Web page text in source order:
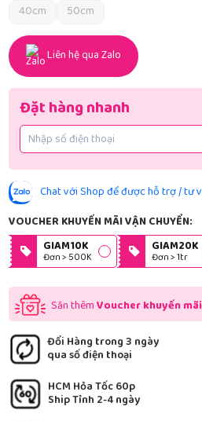
40cm
50cm
Liên hệ qua Zalo
Đặt hàng nhanh
Chat với Shop để được hỗ trợ / tư
VOUCHER KHUYẾN MÃI VẬN CHUYỂN:
GIAM10K
Đơn > 500K
GIAM20K
Đơn > 1tr
Săn thêmVoucher khuyến
Đổi Hàng trong 3 ngày
qua số điện thoại
HCM Hỏa Tốc 60p
Ship Tỉnh 2-4 ngày